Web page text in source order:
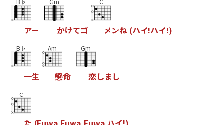
アー かけてゴ メンね (ハイ!ハイ!)
B♭
一生
Am
懸命
Gm
恋しまし
C
た (Fuwa Fuwa Fuwa ハイ!)